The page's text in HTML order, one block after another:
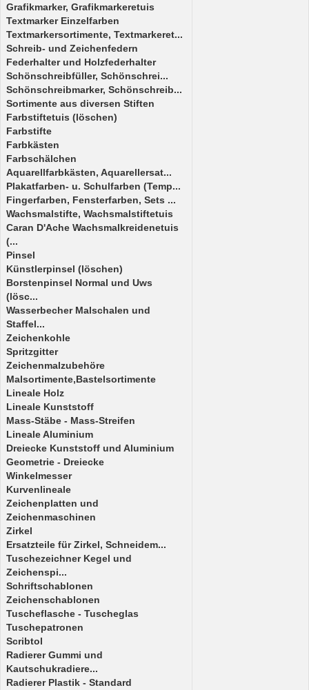
Grafikmarker, Grafikmarkeretuis
Textmarker Einzelfarben
Textmarkersortimente, Textmarkeret...
Schreib- und Zeichenfedern
Federhalter und Holzfederhalter
Schönschreibfüller, Schönschrei...
Schönschreibmarker, Schönschreib...
Sortimente aus diversen Stiften
Farbstiftetuis (löschen)
Farbstifte
Farbkästen
Farbschälchen
Aquarellfarbkästen, Aquarellersat...
Plakatfarben- u. Schulfarben (Temp...
Fingerfarben, Fensterfarben, Sets ...
Wachsmalstifte, Wachsmalstiftetuis
Caran D'Ache Wachsmalkreidenetuis
(...
Pinsel
Künstlerpinsel (löschen)
Borstenpinsel Normal und Uws
(lösc...
Wasserbecher Malschalen und
Staffel...
Zeichenkohle
Spritzgitter
Zeichenmalzubehöre
Malsortimente,Bastelsortimente
Lineale Holz
Lineale Kunststoff
Mass-Stäbe - Mass-Streifen
Lineale Aluminium
Dreiecke Kunststoff und Aluminium
Geometrie - Dreiecke
Winkelmesser
Kurvenlineale
Zeichenplatten und
Zeichenmaschinen
Zirkel
Ersatzteile für Zirkel, Schneidem...
Tuschezeichner Kegel und
Zeichenspi...
Schriftschablonen
Zeichenschablonen
Tuscheflasche - Tuscheglas
Tuschepatronen
Scribtol
Radierer Gummi und
Kautschukradiere...
Radierer Plastik - Standard